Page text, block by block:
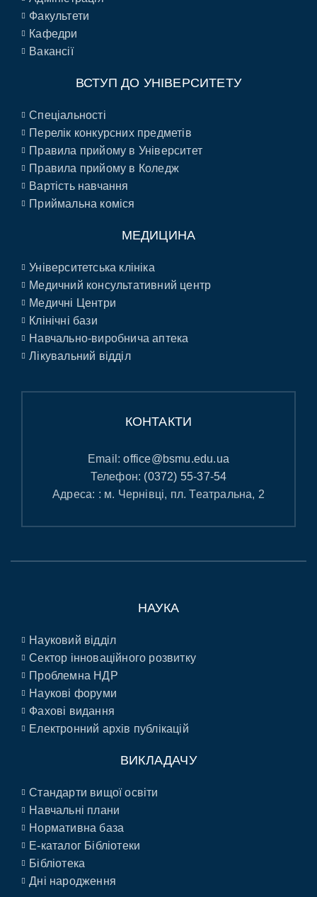
Факультети
Кафедри
Вакансії
ВСТУП ДО УНІВЕРСИТЕТУ
Спеціальності
Перелік конкурсних предметів
Правила прийому в Університет
Правила прийому в Коледж
Вартість навчання
Приймальна коміся
МЕДИЦИНА
Університетська клініка
Медичний консультативний центр
Медичні Центри
Клінічні бази
Навчально-виробнича аптека
Лікувальний відділ
КОНТАКТИ
Email:office@bsmu.edu.ua
Телефон: (0372) 55-37-54
Адреса: : м. Чернівці, пл. Театральна, 2
НАУКА
Науковий відділ
Сектор інноваційного розвитку
Проблемна НДР
Наукові форуми
Фахові видання
Електронний архів публікацій
ВИКЛАДАЧУ
Стандарти вищої освіти
Навчальні плани
Нормативна база
E-каталог Бібліотеки
Бібліотека
Дні народження